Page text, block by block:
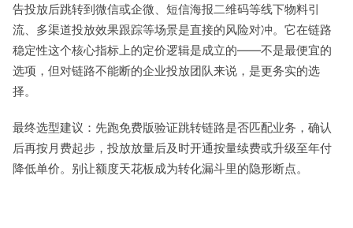
告投放后跳转到微信或企微、短信海报二维码等线下物料引
流、多渠道投放效果跟踪等场景是直接的风险对冲。它在链路
稳定性这个核心指标上的定价逻辑是成立的——不是最便宜的
选项，但对链路不能断的企业投放团队来说，是更务实的选
择。
最终选型建议：先跑免费版验证跳转链路是否匹配业务，确认
后再按月费起步，投放放量后及时开通按量续费或升级至年付
降低单价。别让额度天花板成为转化漏斗里的隐形断点。